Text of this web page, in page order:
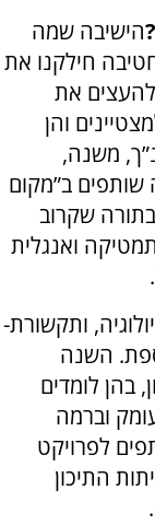
הישיבה שמה
חילקנו את
את
והן
משנה,
ב”מקום
שקרוב
ואנגלית
ותקשורת-
השנה
בהן לומדים
וברמה
לפרויקט
מכיתות התיכון